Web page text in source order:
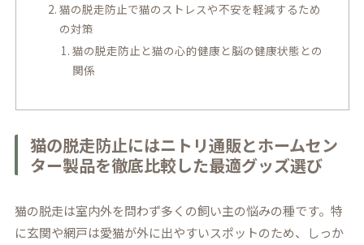
猫の脱走防止で猫のストレスや不安を軽減するため
の対策
猫の脱走防止と猫の心的健康と脳の健康状態との
関係
猫の脱走防止にはニトリ通販とホームセン
ター製品を徹底比較した最適グッズ選び
猫の脱走は室内外を問わず多くの飼い主の悩みの種です。特
に玄関や網戸は愛猫が外に出やすいスポットのため、しっか